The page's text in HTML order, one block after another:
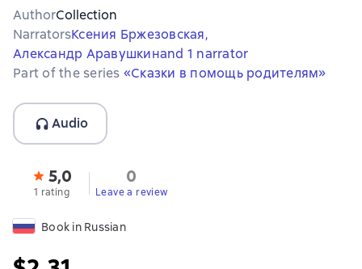
AuthorCollection
NarratorsКсения Бржезовская,
Александр Аравушкинand 1 narrator
Part of the series «Сказки в помощь родителям»
Audio
5,0
1 rating
0
Leave a review
Book in Russian